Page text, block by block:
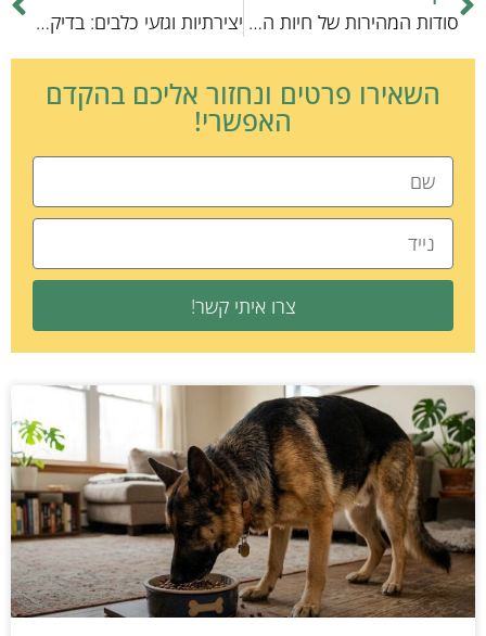
סודות המהירות של חיות הכיס: מבט מעמיק על עולם בעלי החיים המדהימים יצירתיות וגזעי כלבים: בדיקת רשימת קריטריונים חיוניים
השאירו פרטים ונחזור אליכם בהקדם
האפשרי!
צרו איתי קשר!